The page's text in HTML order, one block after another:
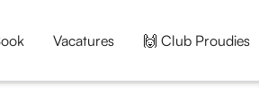
Vacatures 🙌 Club Proudies